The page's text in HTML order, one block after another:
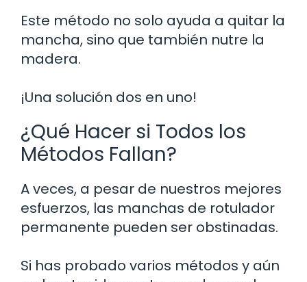
Este método no solo ayuda a quitar la
mancha, sino que también nutre la
madera.
¡Una solución dos en uno!
¿Qué Hacer si Todos los
Métodos Fallan?
A veces, a pesar de nuestros mejores
esfuerzos, las manchas de rotulador
permanente pueden ser obstinadas.
Si has probado varios métodos y aún